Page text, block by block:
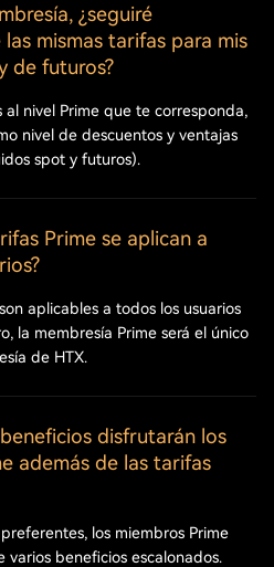
¿seguiré
mismas tarifas para mis
de futuros?
al nivel Prime que te corresponda,
nivel de descuentos y ventajas
spot y futuros).
Prime se aplican a
aplicables a todos los usuarios
la membresía Prime será el único
de HTX.
disfrutarán los
además de las tarifas
los miembros Prime
beneficios escalonados.